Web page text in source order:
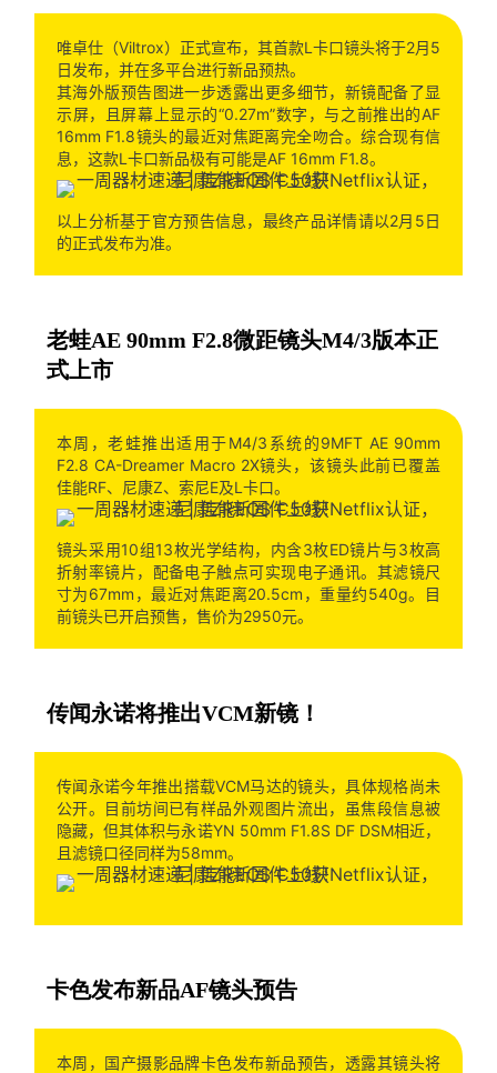
唯卓仕（Viltrox）正式宣布，其首款L卡口镜头将于2月5
日发布，并在多平台进行新品预热。
其海外版预告图进一步透露出更多细节，新镜配备了显
示屏，且屏幕上显示的“0.27m”数字，与之前推出的AF
16mm F1.8镜头的最近对焦距离完全吻合。综合现有信
息，这款L卡口新品极有可能是AF 16mm F1.8。
以上分析基于官方预告信息，最终产品详情请以2月5日
的正式发布为准。
老蛙AE 90mm F2.8微距镜头M4/3版本正
式上市
本周，老蛙推出适用于M4/3系统的9MFT AE 90mm
F2.8 CA-Dreamer Macro 2X镜头，该镜头此前已覆盖
佳能RF、尼康Z、索尼E及L卡口。
镜头采用10组13枚光学结构，内含3枚ED镜片与3枚高
折射率镜片，配备电子触点可实现电子通讯。其滤镜尺
寸为67mm，最近对焦距离20.5cm，重量约540g。目
前镜头已开启预售，售价为2950元。
传闻永诺将推出VCM新镜！
传闻永诺今年推出搭载VCM马达的镜头，具体规格尚未
公开。目前坊间已有样品外观图片流出，虽焦段信息被
隐藏，但其体积与永诺YN 50mm F1.8S DF DSM相近，
且滤镜口径同样为58mm。
卡色发布新品AF镜头预告
本周，国产摄影品牌卡色发布新品预告，透露其镜头将